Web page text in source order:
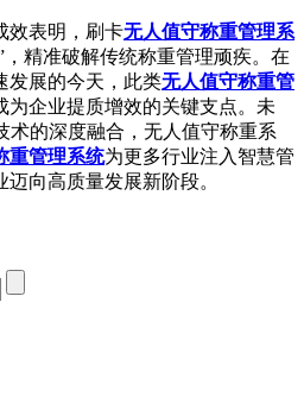
表明，刷卡无人值守称重管理系
，精准破解传统称重管理顽疾。在
发展的今天，此类无人值守称重管
为企业提质增效的关键支点。未
术的深度融合，无人值守称重系
重管理系统为更多行业注入智慧管
向高质量发展新阶段。